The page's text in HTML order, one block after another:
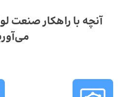
آنچه با راهکار صنعت